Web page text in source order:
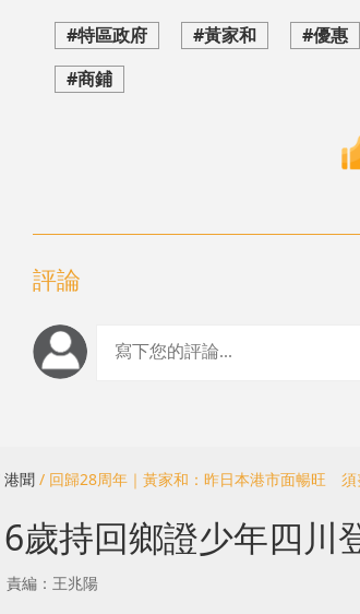
#特區政府 #黃家和 #優惠
#商鋪
評論
港聞 / 回歸28周年｜黃家和：昨日本港市面暢旺 須
歲持回鄉證少年四川
責編：王兆陽